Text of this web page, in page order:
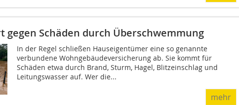
gegen Schäden durch Überschwemmung
In der Regel schließen Hauseigentümer eine so genannte
verbundene Wohngebäudeversicherung ab. Sie kommt für
Schäden etwa durch Brand, Sturm, Hagel, Blitzeinschlag und
Leitungswasser auf. Wer die...
mehr